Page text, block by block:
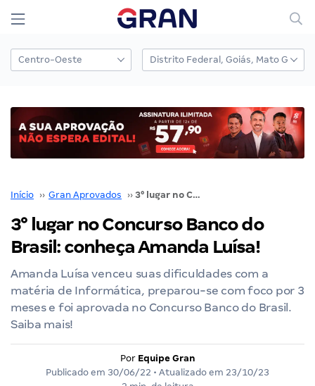
Início ›› Gran Aprovados ›› 3° lugar no Concurso Banco do Brasil: conheça Amanda Luísa!
3° lugar no Concurso Banco do
Brasil: conheça Amanda Luísa!
Amanda Luísa venceu suas dificuldades com a
matéria de Informática, preparou-se com foco por 3
meses e foi aprovada no Concurso Banco do Brasil.
Saiba mais!
Por Equipe Gran
Publicado em 30/06/22 • Atualizado em 23/10/23